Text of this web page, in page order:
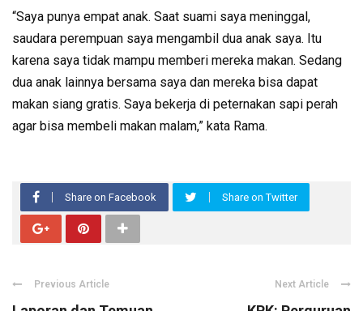
“Saya punya empat anak. Saat suami saya meninggal,
saudara perempuan saya mengambil dua anak saya. Itu
karena saya tidak mampu memberi mereka makan. Sedang
dua anak lainnya bersama saya dan mereka bisa dapat
makan siang gratis. Saya bekerja di peternakan sapi perah
agar bisa membeli makan malam,” kata Rama.
Share on Facebook Share on Twitter
Previous Article Next Article